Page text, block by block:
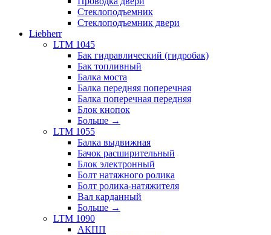
Стеклоподъемник
Стеклоподъемник двери
Liebherr
LTM 1045
Бак гидравлический (гидробак)
Бак топливный
Балка моста
Балка передняя поперечная
Балка поперечная передняя
Блок кнопок
Больше →
LTM 1055
Балка выдвижная
Бачок расширительный
Блок электронный
Болт натяжного ролика
Болт ролика-натяжителя
Вал карданный
Больше →
LTM 1090
АКПП